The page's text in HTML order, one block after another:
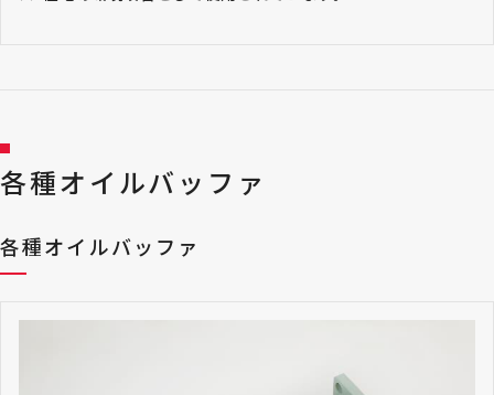
各種オイルバッファ
各種オイルバッファ